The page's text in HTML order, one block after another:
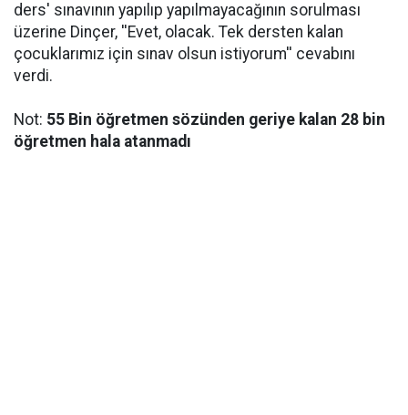
ders' sınavının yapılıp yapılmayacağının sorulması
üzerine Dinçer, ''Evet, olacak. Tek dersten kalan
çocuklarımız için sınav olsun istiyorum'' cevabını
verdi.
Not: 55 Bin öğretmen sözünden geriye kalan 28 bin
öğretmen hala atanmadı